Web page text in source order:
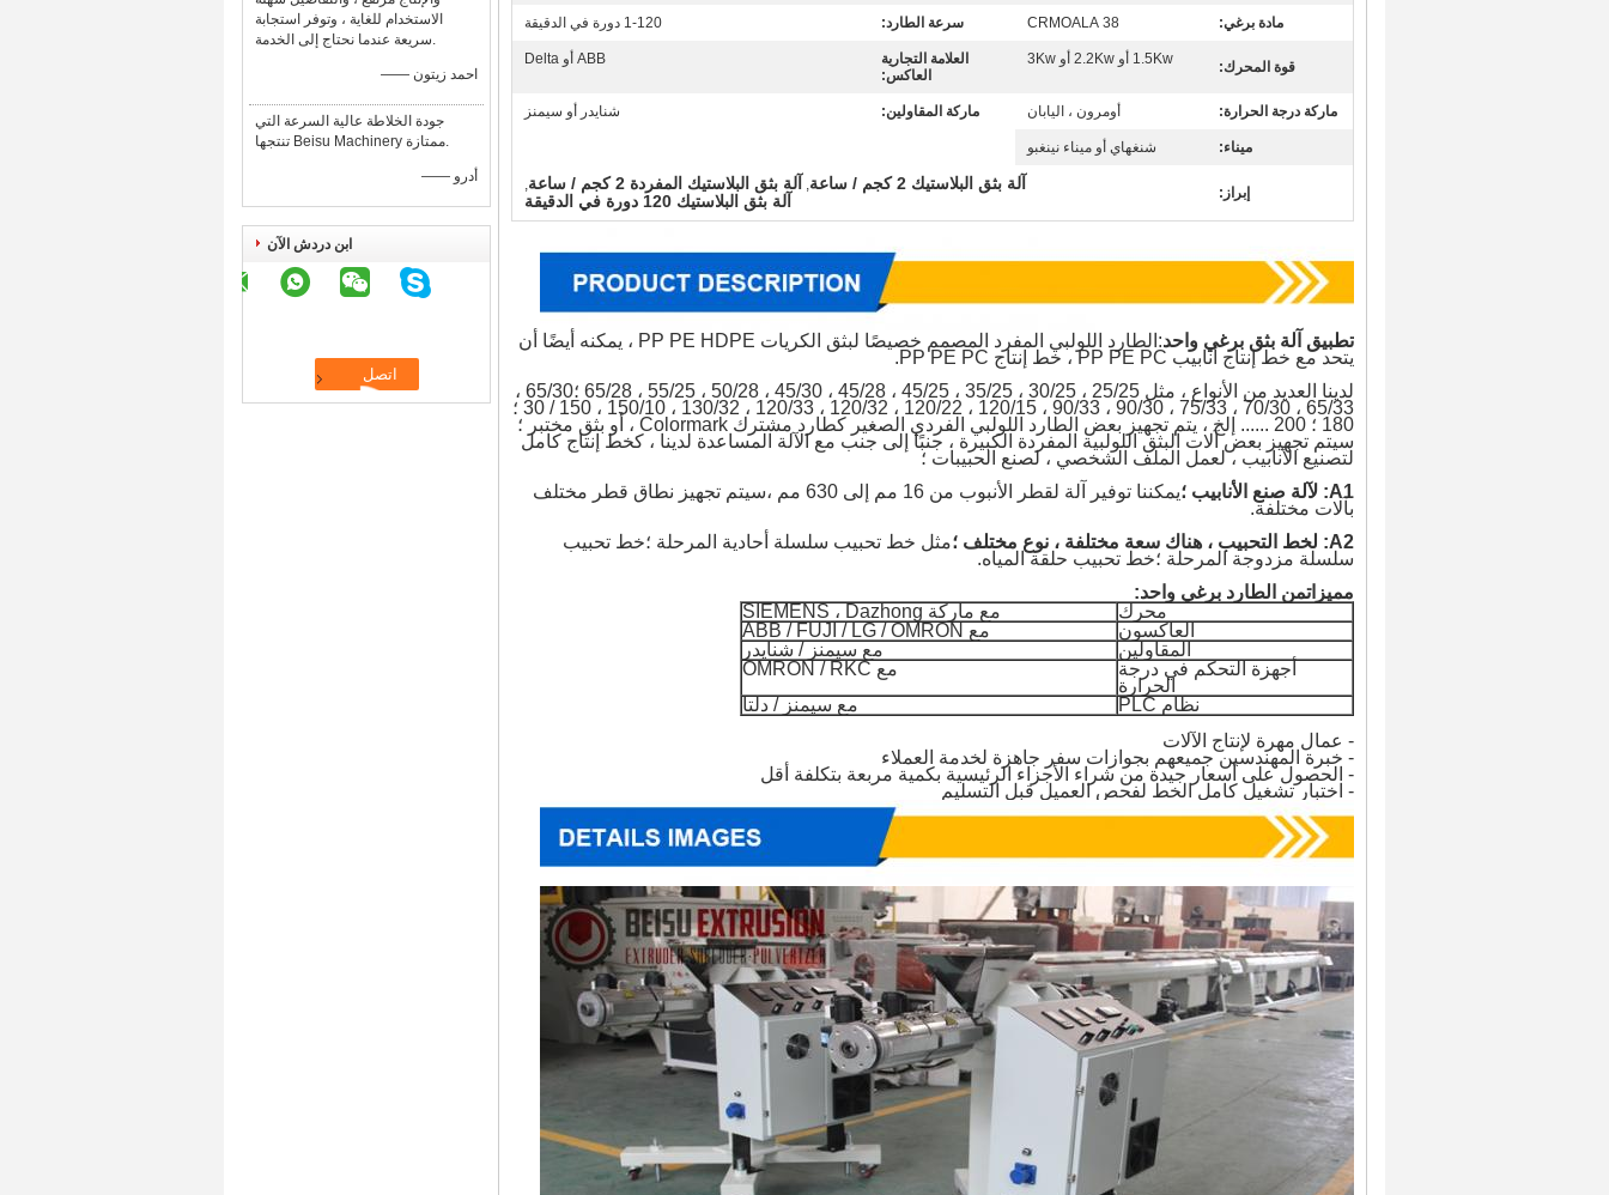
الاستخدام للغاية ، وتوفر استجابة
سريعة عندما نحتاج إلى الخدمة.
—— احمد زيتون
جودة الخلاطة عالية السرعة التي
تنتجها Beisu Machinery ممتازة.
—— أدرو
ابن دردش الآن
مادة برغي: 38 CRMOALA سرعة الطارد: 1-120 دورة في الدقيقة
قوة المحرك: 1.5Kw أو 2.2Kw أو 3Kw
العلامة التجارية
العاكس:
ABB أو Delta
ماركة درجة الحرارة: أومرون ، اليابان ماركة المقاولين: شنايدر أو سيمنز
ميناء: شنغهاي أو ميناء نينغبو
إبراز: آلة بثق البلاستيك 2 كجم / ساعة , آلة بثق البلاستيك المفردة 2 كجم / ساعة ,
آلة بثق البلاستيك 120 دورة في الدقيقة
تطبيق آلة بثق برغي واحد:
الطارد اللولبي المفرد المصمم خصيصًا لبثق الكريات PP PE HDPE ، يمكنه أيضًا أن
يتحد مع خط إنتاج أنابيب PP PE PC ، خط إنتاج PP PE PC.
لدينا العديد من الأنواع ، مثل 25/25 ، 30/25 ، 35/25 ، 45/25 ، 45/28 ، 45/30 ، 50/28 ، 55/25 ، 65/28 ؛65/30 ،
65/33 ، 70/30 ، 75/33 ، 90/30 ، 90/33 ، 120/15 ، 120/22 ، 120/32 ، 120/33 ، 130/32 ، 150/10 ، 150 / 30 ؛
180 ؛ 200 ...... إلخ ، يتم تجهيز بعض الطارد اللولبي الفردي الصغير كطارد مشترك Colormark ، أو بثق مختبر ؛
سيتم تجهيز بعض آلات البثق اللولبية المفردة الكبيرة ، جنبًا إلى جنب مع الآلة المساعدة لدينا ، كخط إنتاج كامل
لتصنيع الأنابيب ، لعمل الملف الشخصي ، لصنع الحبيبات ؛
A1: لآلة صنع الأنابيب ؛
يمكننا توفير آلة لقطر الأنبوب من 16 مم إلى 630 مم ،
سيتم تجهيز نطاق قطر مختلف
بآلات مختلفة.
A2: لخط التحبيب ، هناك سعة مختلفة ، نوع مختلف ؛
مثل خط تحبيب سلسلة أحادية المرحلة ؛خط تحبيب
سلسلة مزدوجة المرحلة ؛خط تحبيب حلقة المياه.
مميزاتمن الطارد برغي واحد:
محرك
مع ماركة SIEMENS ، Dazhong
العاكسون
مع ABB / FUJI / LG / OMRON
المقاولين
مع سيمنز / شنايدر
أجهزة التحكم في درجة
الحرارة
مع OMRON / RKC
نظام PLC
مع سيمنز / دلتا
- عمال مهرة لإنتاج الآلات
- خبرة المهندسين جميعهم بجوازات سفر جاهزة لخدمة العملاء
- الحصول على أسعار جيدة من شراء الأجزاء الرئيسية بكمية مربعة بتكلفة أقل
- اختبار تشغيل كامل الخط لفحص العميل قبل التسليم